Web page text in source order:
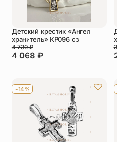
Другое
Детский крестик «Ангел
хранитель» КР096 сз
4 068 ₽
4 730₽
-14%